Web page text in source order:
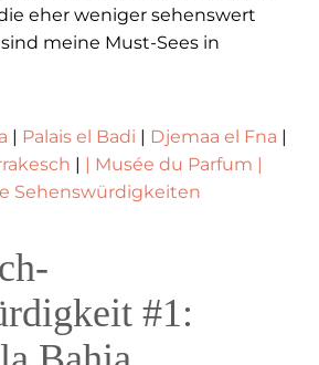
eher weniger sehenswert
meine Must-Sees in
| Palais el Badi | Djemaa el Fna |
| Musée du Parfum
Sehenswürdigkeiten
#1: